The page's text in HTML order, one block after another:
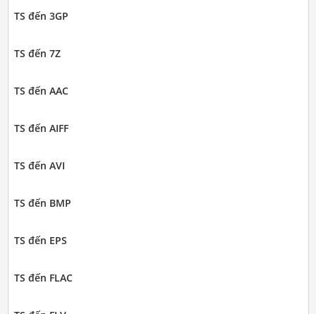
TS đến 3GP
TS đến 7Z
TS đến AAC
TS đến AIFF
TS đến AVI
TS đến BMP
TS đến EPS
TS đến FLAC